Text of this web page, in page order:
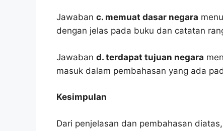
Jawaban c. memuat dasar negara
dengan jelas pada buku dan catatan
Jawaban d. terdapat tujuan negara
masuk dalam pembahasan yang ada
Kesimpulan
Dari penjelasan dan pembahasan